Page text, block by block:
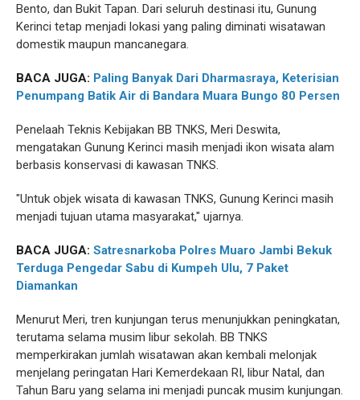
Bento, dan Bukit Tapan. Dari seluruh destinasi itu, Gunung
Kerinci tetap menjadi lokasi yang paling diminati wisatawan
domestik maupun mancanegara.
BACA JUGA: Paling Banyak Dari Dharmasraya, Keterisian
Penumpang Batik Air di Bandara Muara Bungo 80 Persen
Penelaah Teknis Kebijakan BB TNKS, Meri Deswita,
mengatakan Gunung Kerinci masih menjadi ikon wisata alam
berbasis konservasi di kawasan TNKS.
"Untuk objek wisata di kawasan TNKS, Gunung Kerinci masih
menjadi tujuan utama masyarakat," ujarnya.
BACA JUGA: Satresnarkoba Polres Muaro Jambi Bekuk
Terduga Pengedar Sabu di Kumpeh Ulu, 7 Paket
Diamankan
Menurut Meri, tren kunjungan terus menunjukkan peningkatan,
terutama selama musim libur sekolah. BB TNKS
memperkirakan jumlah wisatawan akan kembali melonjak
menjelang peringatan Hari Kemerdekaan RI, libur Natal, dan
Tahun Baru yang selama ini menjadi puncak musim kunjungan.